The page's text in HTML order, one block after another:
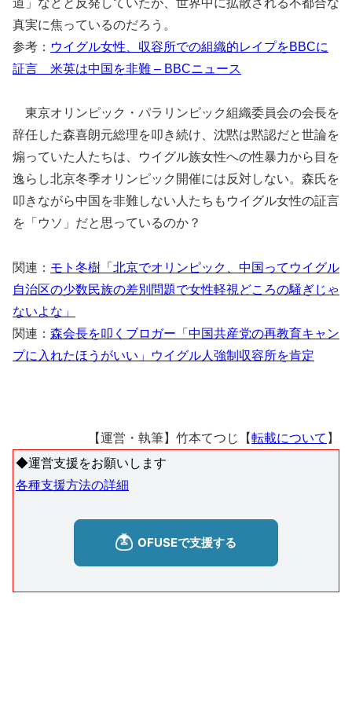
真実に焦っているのだろう。
参考： ウイグル女性、収容所での組織的レイプをBBCに
証言 米英は中国を非難 – BBCニュース
東京オリンピック・パラリンピック組織委員会の会長を
辞任した森喜朗元総理を叩き続け、沈黙は黙認だと世論を
煽っていた人たちは、ウイグル族女性への性暴力から目を
逸らし北京冬季オリンピック開催には反対しない。森氏を
叩きながら中国を非難しない人たちもウイグル女性の証言
を「ウソ」だと思っているのか？
関連： モト冬樹「北京でオリンピック、中国ってウイグル
自治区の少数民族の差別問題で女性軽視どころの騒ぎじゃ
ないよな」
関連： 森会長を叩くブロガー「中国共産党の再教育キャン
プに入れたほうがいい」ウイグル人強制収容所を肯定
【運営・執筆】竹本てつじ【転載について 】
◆運営支援をお願いします
各種支援方法の詳細